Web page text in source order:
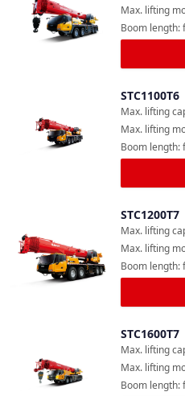
Max. lifting
Boom length:
STC1100T6
Max. lifting
Max. lifting
Boom length:
STC1200T7
Max. lifting
Max. lifting
Boom length:
STC1600T7
Max. lifting
Max. lifting
Boom length: